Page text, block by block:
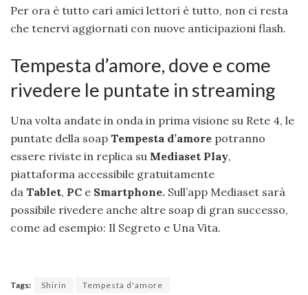
Per ora è tutto cari amici lettori è tutto, non ci resta
che tenervi aggiornati con nuove anticipazioni flash.
Tempesta d’amore, dove e come
rivedere le puntate in streaming
Una volta andate in onda in prima visione su Rete 4, le
puntate della soap Tempesta d’amore potranno
essere riviste in replica su Mediaset Play,
piattaforma accessibile gratuitamente
da Tablet, PC e Smartphone. Sull’app Mediaset sarà
possibile rivedere anche altre soap di gran successo,
come ad esempio: Il Segreto e Una Vita.
Tags: Shirin Tempesta d'amore